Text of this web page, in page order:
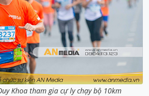
Khoa tham gia cự ly chạy bộ 10km